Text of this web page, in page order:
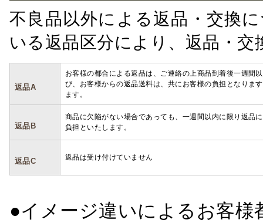
不良品以外による返品・交換
いる返品区分により、返品・
返品A
お客様の都合による返品は、ご連絡の上商品到着後一週間
び、お客様からの返品送料は、共にお客様の負担となりま
ます。
返品B
商品に欠陥がない場合であっても、一週間以内に限り返品
負担といたします。
返品C 返品は受け付けていません
●イメージ違いによるお客